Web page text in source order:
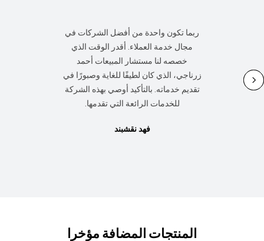
أفضل خدمة للعملاء وجودة منتجات
ممتازة، شكراً جزيلاً للسيدة إسراء عادل،
مديرة خدمة العملاء، على كرم الضيافة
والعرض الجيد.
المنتجات المضافة مؤخرا